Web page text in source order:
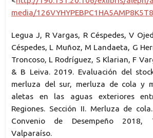
media/
Legua J, R Vargas, R Céspedes, V
Céspedes, L Muñoz, M Landaeta, G
Troncoso, L Rodríguez, S Klarian, F
& B Leiva. 2019. Evaluación del
merluza del sur, merluza de cola y
aletas en las aguas exteriores
Regiones. Sección II. Merluza de
Convenio de Desempeño 2018,
Valparaíso.